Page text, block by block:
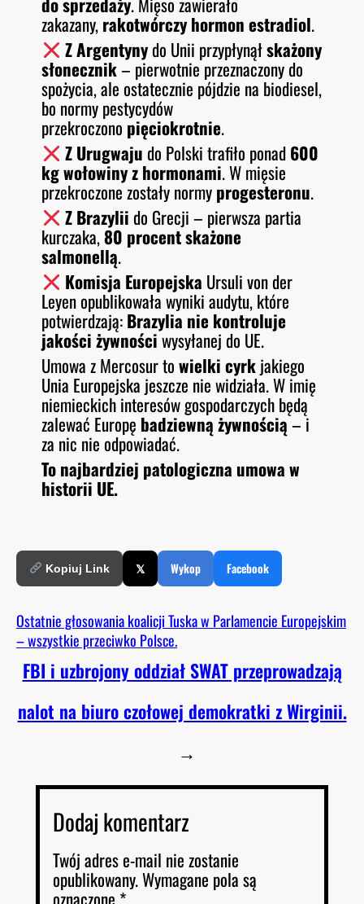
zakazany,rakotwórczy hormon estradiol.
Z Argentynydo Unii przypłynąłskażony
słonecznik– pierwotnie przeznaczony do
spożycia, ale ostatecznie pójdzie na biodiesel,
bo normy pestycydów
przekroczono pięciokrotnie.
Z Urugwajudo Polski trafiło ponad600
kg wołowiny z hormonami. W mięsie
przekroczone zostały normyprogesteronu.
Z Brazyliido Grecji – pierwsza partia
kurczaka,80 procent skażone
salmonellą.
Komisja Europejska Ursuli von der
Leyen opublikowała wyniki audytu, które
potwierdzają:Brazylia nie kontroluje
jakości żywnościwysyłanej do UE.
Umowa z Mercosur towielki cyrkjakiego
Unia Europejska jeszcze nie widziała. W imię
niemieckich interesów gospodarczych będą
zalewać Europę badziewną żywnością– i
za nic nie odpowiadać.
To najbardziej patologiczna umowa w
historii UE.
Kopiuj Link 𝕏 Wykop Facebook
Ostatnie głosowania koalicji Tuska w Parlamencie Europejskim
– wszystkie przeciwko Polsce.
FBI i uzbrojony oddział SWAT przeprowadzają
nalot na biuro czołowej demokratki z Wirginii.
→
Dodaj komentarz
Twój adres e-mail nie zostanie
opublikowany.Wymagane pola są
oznaczone *